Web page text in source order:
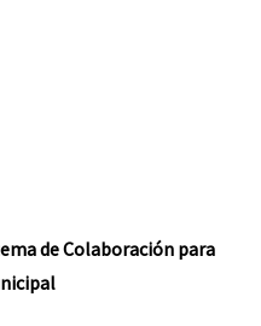
de Colaboración para